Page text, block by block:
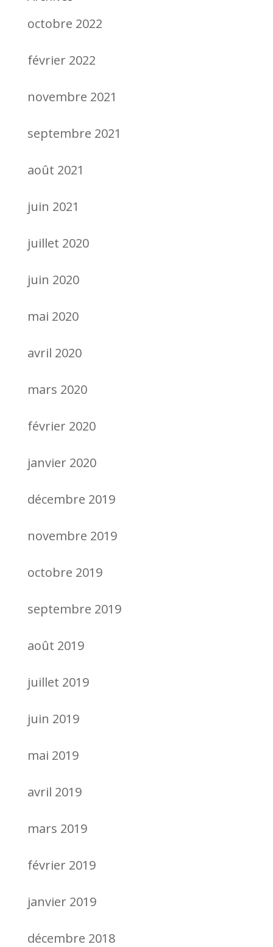
octobre 2022
février 2022
novembre 2021
septembre 2021
août 2021
juin 2021
juillet 2020
juin 2020
mai 2020
avril 2020
mars 2020
février 2020
janvier 2020
décembre 2019
novembre 2019
octobre 2019
septembre 2019
août 2019
juillet 2019
juin 2019
mai 2019
avril 2019
mars 2019
février 2019
janvier 2019
décembre 2018